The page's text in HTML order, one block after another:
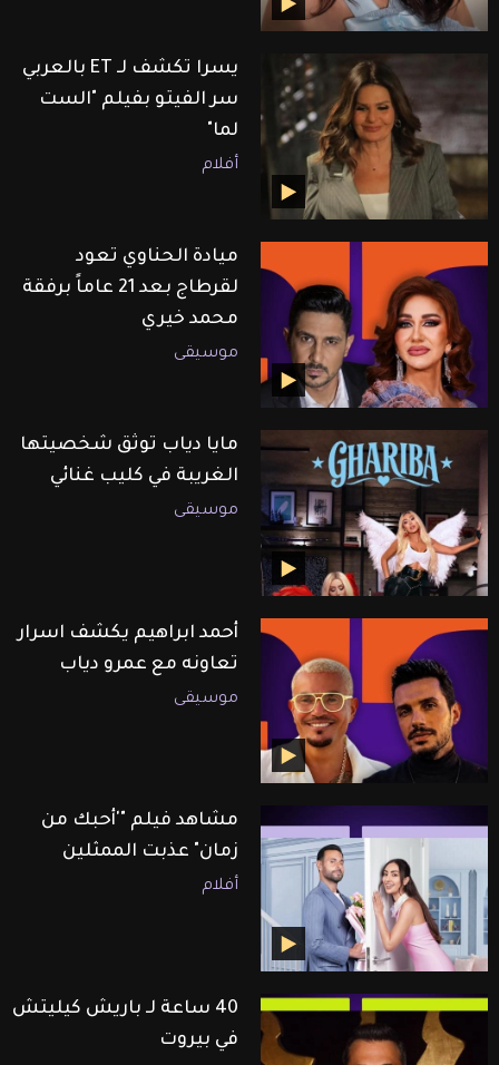
يسرا تكشف لـ ET بالعربي
سر الفيتو بفيلم "الست
لما"
أفلام
ميادة الحناوي تعود
لقرطاج بعد 21 عاماً برفقة
محمد خيري
موسيقى
مايا دياب توثق شخصيتها
الغريبة في كليب غنائي
موسيقى
أحمد ابراهيم يكشف اسرار
تعاونه مع عمرو دياب
موسيقى
مشاهد فيلم "'أحبك من
زمان" عذبت الممثلين
أفلام
40 ساعة لـ باريش كيليتش
في بيروت